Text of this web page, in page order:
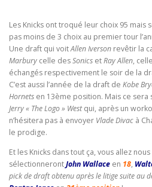
Les Knicks ont troqué leur choix 95
pas moins de 3 choix au premier tour
Une draft qui voitAllen Iverson revêtir la
Marbury celle desSonics etRay Allen,
échangés respectivement le soir de la
C’est aussi l’année de la draft de Kobe
Hornets en 13ème position. Mais ce
Jerry « The Logo » Westqui, après un
n’hésitera pas à envoyer Vlade Divac à
le prodige.
Et les Knicks dans tout ça, vous allez
sélectionnerontJohn Wallace en 18,
pick de draft obtenu après le litige suite au